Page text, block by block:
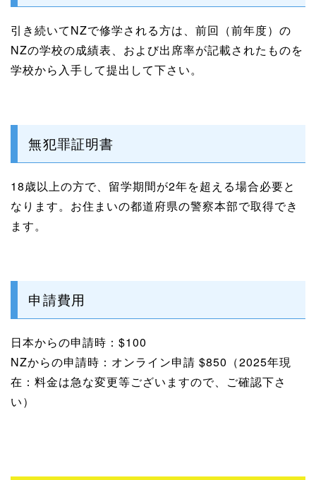
引き続いてNZで修学される方は、前回（前年度）の
NZの学校の成績表、および出席率が記載されたものを
学校から入手して提出して下さい。
無犯罪証明書
18歳以上の方で、留学期間が2年を超える場合必要と
なります。お住まいの都道府県の警察本部で取得でき
ます。
申請費用
日本からの申請時：$100
NZからの申請時：オンライン申請 $850（2025年現
在：料金は急な変更等ございますので、ご確認下さ
い）